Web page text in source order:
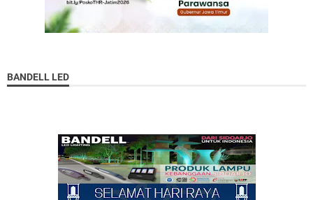
BANDELL LED